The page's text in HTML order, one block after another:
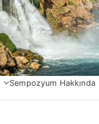
Sempozyum Hakkında